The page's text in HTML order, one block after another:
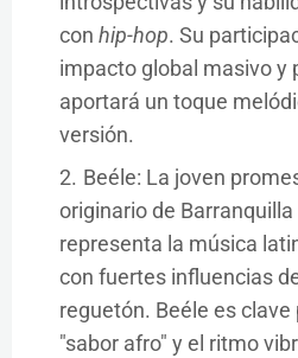
con hip-hop. Su
impacto global masivo y
aportará un toque
versión.
Beéle: La joven
originario de
representa la música
con fuertes influencias
reguetón. Beéle es
"sabor afro" y el ritmo